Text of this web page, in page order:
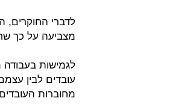
לדברי החוקרים,
מצביעה על כך
לגמישות
עובדים לבין
מחוברות העובדים